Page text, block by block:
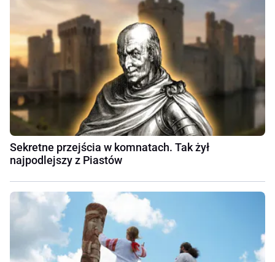
Sekretne przejścia w komnatach. Tak żył
najpodlejszy z Piastów